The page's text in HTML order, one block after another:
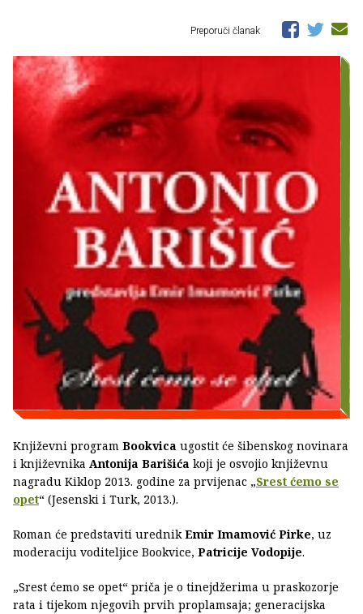
Preporuči članak
Književni program Bookvica ugostit će šibenskog novinara
i književnika Antonija Barišića koji je osvojio književnu
nagradu Kiklop 2013. godine za prvijenac „Srest ćemo se
opet“ (Jesenski i Turk, 2013.).
Roman će predstaviti urednikEmir Imamović Pirke, uz
moderaciju voditeljice Bookvice, Patricije Vodopije.
„Srest ćemo se opet“ priča je o tinejdžerima u praskozorje
rata i tijekom njegovih prvih proplamsaja; generacijska